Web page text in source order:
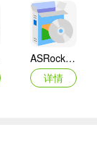
ASRock华擎IMB-A160主板BIOS
详情